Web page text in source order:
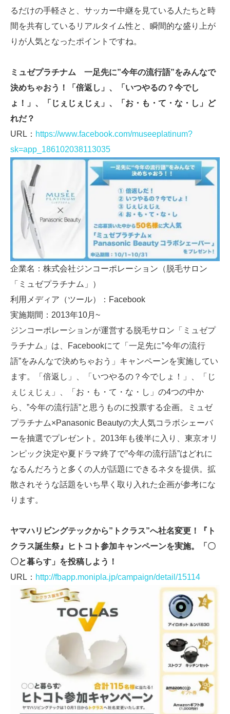
るだけの手軽さと、サッカー中継を見ている人たちと時
間を共有しているリアルタイム性と、瞬間的な盛り上が
りが人気となったポイントですね。
ミュゼプラチナム 一足先に”今年の流行語”をみんなで
決めちゃおう！「倍返し」、「いつやるの？今でし
ょ！」、「じぇじぇじぇ」、「お・も・て・な・し」ど
れだ？
URL： https://www.facebook.com/museeplatinum?
sk=app_186102038113035
企業名：株式会社ジンコーポレーション（脱毛サロン
「ミュゼプラチナム」）
利用メディア（ツール）：Facebook
実施期間：2013年10月~
ジンコーポレーションが運営する脱毛サロン「ミュゼプ
ラチナム」は、Facebookにて「一足先に”今年の流行
語”をみんなで決めちゃおう」キャンペーンを実施してい
ます。「倍返し」、「いつやるの？今でしょ！」、「じ
ぇじぇじぇ」、「お・も・て・な・し」の4つの中か
ら、”今年の流行語”と思うものに投票する企画。ミュゼ
プラチナム×Panasonic Beautyの大人気コラボシェーバ
ーを抽選でプレゼント。2013年も後半に入り、東京オリ
ンピック決定や夏ドラマ終了で”今年の流行語”はどれに
なるんだろうと多くの人が話題にできるネタを提供。拡
散されそうな話題をいち早く取り入れた企画が参考にな
ります。
ヤマハリビングテックから”トクラス”へ社名変更！『ト
クラス誕生祭』ヒトコト参加キャンペーンを実施。「〇
〇と暮らす」を投稿しよう！
URL： http://fbapp.monipla.jp/campaign/detail/15114